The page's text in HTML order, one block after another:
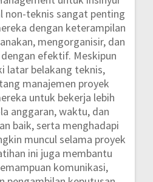
non-teknis sangat penting
dengan keterampilan
mengorganisir, dan
efektif. Meskipun
latar belakang teknis,
manajemen proyek
untuk bekerja lebih
anggaran, waktu, dan
baik, serta menghadapi
muncul selama proyek
ini juga membantu
komunikasi,